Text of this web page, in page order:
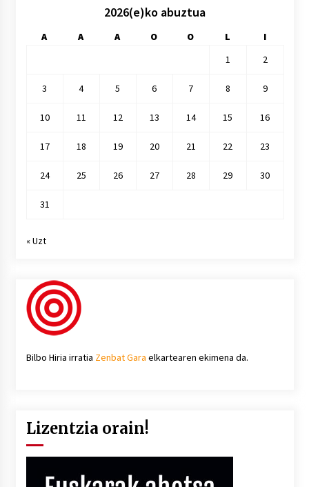
2026(e)ko abuztua
A A A O O L
I
1
2
3 4 5 6 7 8 9
10 11 12 13 14 15 16
17 18 19 20 21 22 23
24 25 26 27 28 29 30
31
« Uzt
Bilbo Hiria irratia Zenbat Gara elkartearen ekimena da.
Lizentzia orain!